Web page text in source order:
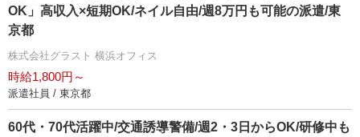
OK」高収入×短期OK/ネイル自由/週8万円も可能の派遣/東
京都
株式会社グラスト 横浜オフィス
時給1,800円～
派遣社員 / 東京都
60代・70代活躍中/交通誘導警備/週2・3日からOK/研修中も